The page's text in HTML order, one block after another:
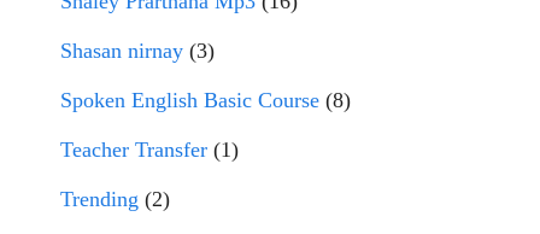
Shasan nirnay (3)
Spoken English Basic Course (8)
Teacher Transfer (1)
Trending (2)